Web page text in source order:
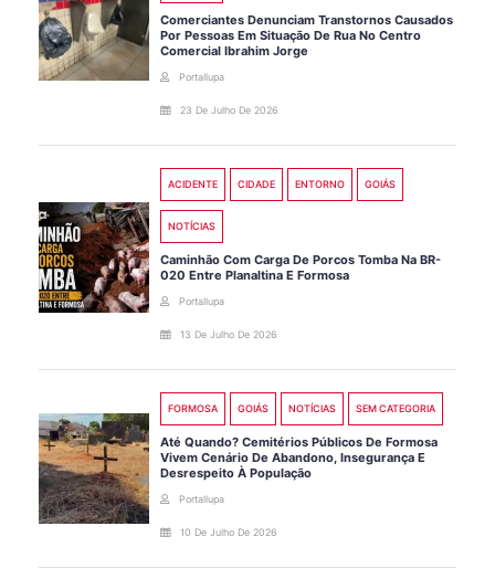
Comerciantes Denunciam Transtornos Causados
Por Pessoas Em Situação De Rua No Centro
Comercial Ibrahim Jorge
Portallupa
23 De Julho De 2026
ACIDENTE CIDADE ENTORNO GOIÁS
NOTÍCIAS
Caminhão Com Carga De Porcos Tomba Na BR-
020 Entre Planaltina E Formosa
Portallupa
13 De Julho De 2026
FORMOSA GOIÁS NOTÍCIAS SEM CATEGORIA
Até Quando? Cemitérios Públicos De Formosa
Vivem Cenário De Abandono, Insegurança E
Desrespeito À População
Portallupa
10 De Julho De 2026